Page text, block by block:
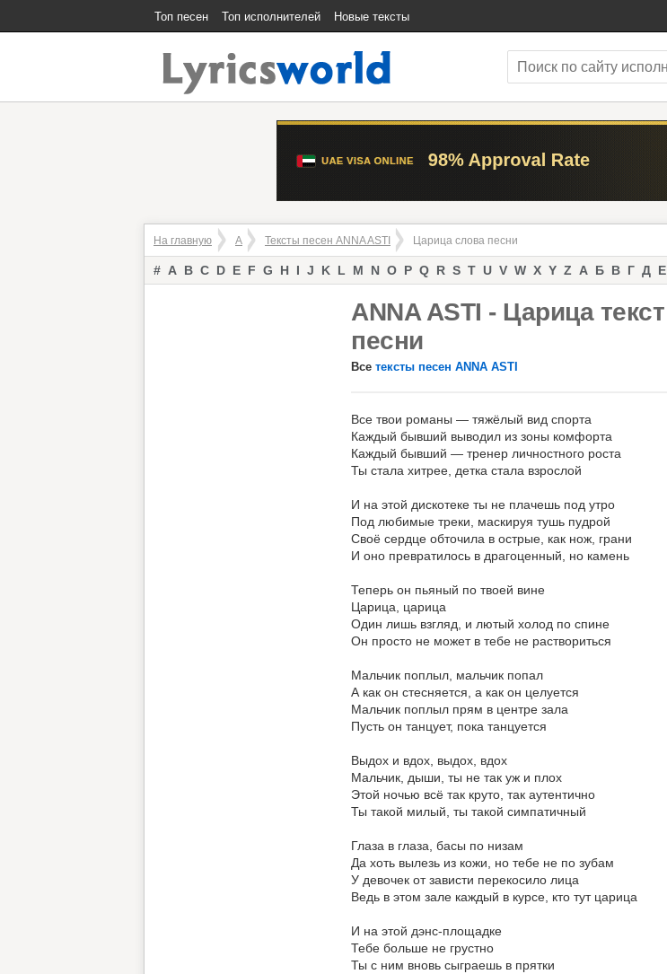
Топ песен Топ исполнителей Новые тексты
На главную A Тексты песен ANNA ASTI Царица слова песни
# A B C D E F G H I J K L M N O P Q R S T U V W X Y Z А Б В Г Д Е
ANNA ASTI - Царица текст
песни
Все тексты песен ANNA ASTI
Все твои романы — тяжёлый вид спорта
Каждый бывший выводил из зоны комфорта
Каждый бывший — тренер личностного роста
Ты стала хитрее, детка стала взрослой
И на этой дискотеке ты не плачешь под утро
Под любимые треки, маскируя тушь пудрой
Своё сердце обточила в острые, как нож, грани
И оно превратилось в драгоценный, но камень
Теперь он пьяный по твоей вине
Царица, царица
Один лишь взгляд, и лютый холод по спине
Он просто не может в тебе не раствориться
Мальчик поплыл, мальчик попал
А как он стесняется, а как он целуется
Мальчик поплыл прям в центре зала
Пусть он танцует, пока танцуется
Выдох и вдох, выдох, вдох
Мальчик, дыши, ты не так уж и плох
Этой ночью всё так круто, так аутентично
Ты такой милый, ты такой симпатичный
Глаза в глаза, басы по низам
Да хоть вылезь из кожи, но тебе не по зубам
У девочек от зависти перекосило лица
Ведь в этом зале каждый в курсе, кто тут царица
И на этой дэнс-площадке
Тебе больше не грустно
Ты с ним вновь сыграешь в прятки